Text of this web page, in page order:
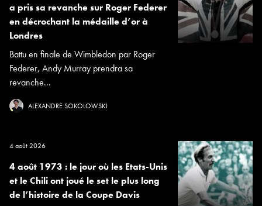
a pris sa revanche sur Roger Federer
en décrochant la médaille d’or à
Londres
Battu en finale de Wimbledon par Roger
Federer, Andy Murray prendra sa
revanche...
ALEXANDRE SOKOLOWSKI
4 août 2026
4 août 1973 : le jour où les Etats-Unis
et le Chili ont joué le set le plus long
de l’histoire de la Coupe Davis